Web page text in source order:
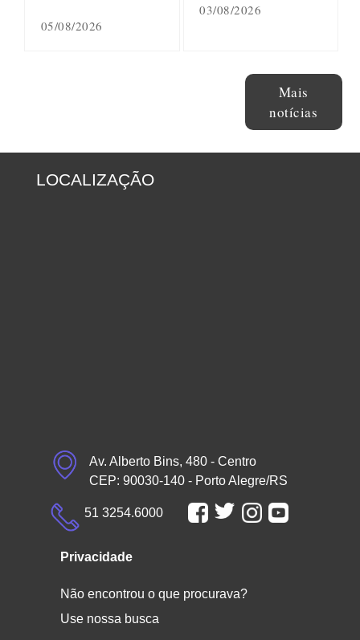
05/08/2026
03/08/2026
Mais
notícias
LOCALIZAÇÃO
Av. Alberto Bins, 480 - Centro
CEP: 90030-140 - Porto Alegre/RS
51 3254.6000
Privacidade
Não encontrou o que procurava?
Use nossa busca